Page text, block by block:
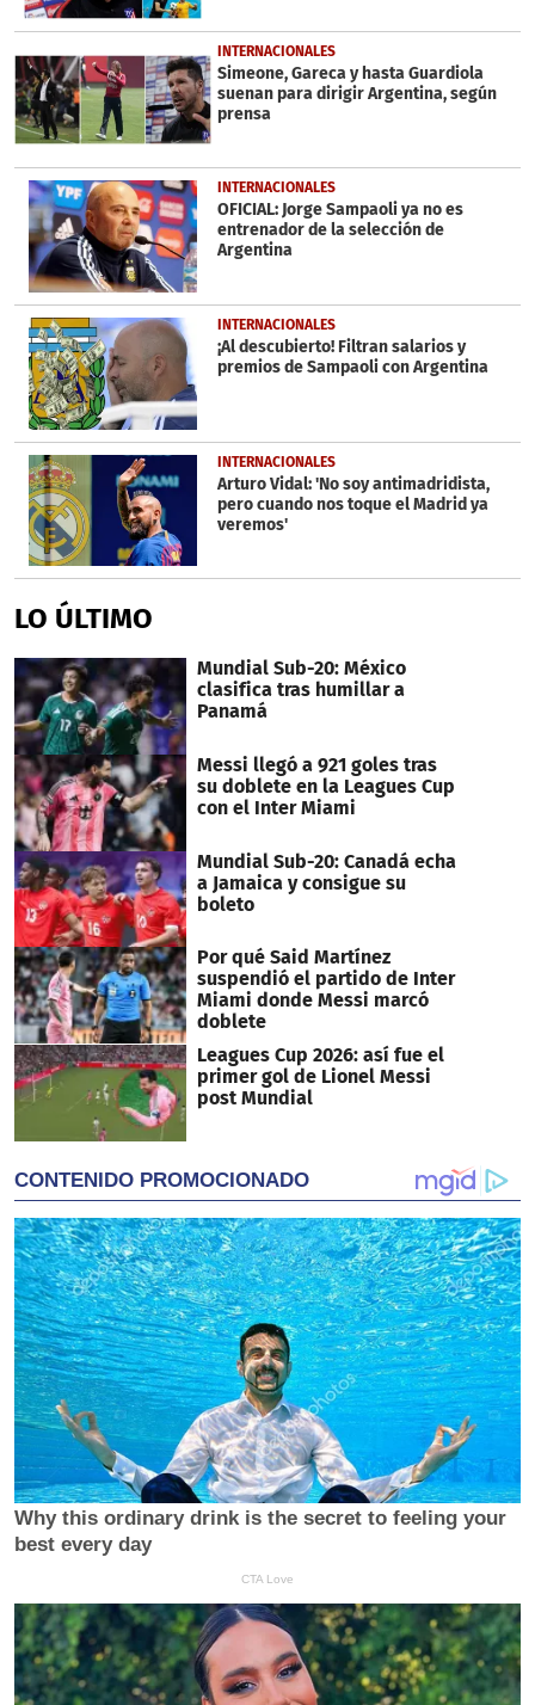
INTERNACIONALES
Simeone, Gareca y hasta Guardiola
suenan para dirigir Argentina, según
prensa
INTERNACIONALES
OFICIAL: Jorge Sampaoli ya no es
entrenador de la selección de
Argentina
INTERNACIONALES
¡Al descubierto! Filtran salarios y
premios de Sampaoli con Argentina
INTERNACIONALES
Arturo Vidal: 'No soy antimadridista,
pero cuando nos toque el Madrid ya
veremos'
LO ÚLTIMO
Mundial Sub-20: México
clasifica tras humillar a
Panamá
Messi llegó a 921 goles tras
su doblete en la Leagues Cup
con el Inter Miami
Mundial Sub-20: Canadá echa
a Jamaica y consigue su
boleto
Por qué Said Martínez
suspendió el partido de Inter
Miami donde Messi marcó
doblete
Leagues Cup 2026: así fue el
primer gol de Lionel Messi
post Mundial